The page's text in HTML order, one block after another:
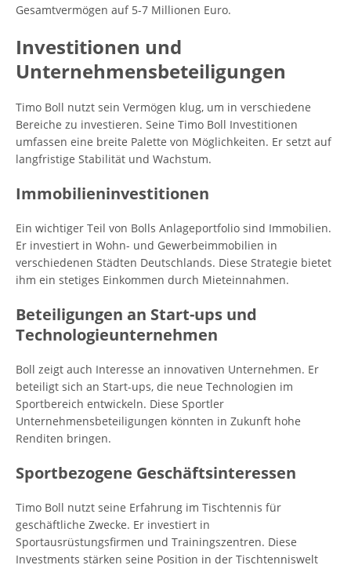
Gesamtvermögen auf 5-7 Millionen Euro.
Investitionen und
Unternehmensbeteiligungen
Timo Boll nutzt sein Vermögen klug, um in verschiedene
Bereiche zu investieren. Seine Timo Boll Investitionen
umfassen eine breite Palette von Möglichkeiten. Er setzt auf
langfristige Stabilität und Wachstum.
Immobilieninvestitionen
Ein wichtiger Teil von Bolls Anlageportfolio sind Immobilien.
Er investiert in Wohn- und Gewerbeimmobilien in
verschiedenen Städten Deutschlands. Diese Strategie bietet
ihm ein stetiges Einkommen durch Mieteinnahmen.
Beteiligungen an Start-ups und
Technologieunternehmen
Boll zeigt auch Interesse an innovativen Unternehmen. Er
beteiligt sich an Start-ups, die neue Technologien im
Sportbereich entwickeln. Diese Sportler
Unternehmensbeteiligungen könnten in Zukunft hohe
Renditen bringen.
Sportbezogene Geschäftsinteressen
Timo Boll nutzt seine Erfahrung im Tischtennis für
geschäftliche Zwecke. Er investiert in
Sportausrüstungsfirmen und Trainingszentren. Diese
Investments stärken seine Position in der Tischtenniswelt